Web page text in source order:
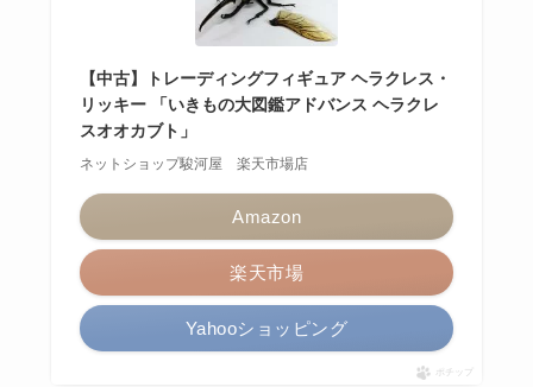
【中古】トレーディングフィギュア ヘラクレス・
リッキー 「いきもの大図鑑アドバンス ヘラクレ
スオオカブト」
ネットショップ駿河屋 楽天市場店
Amazon
楽天市場
Yahooショッピング
ポチップ